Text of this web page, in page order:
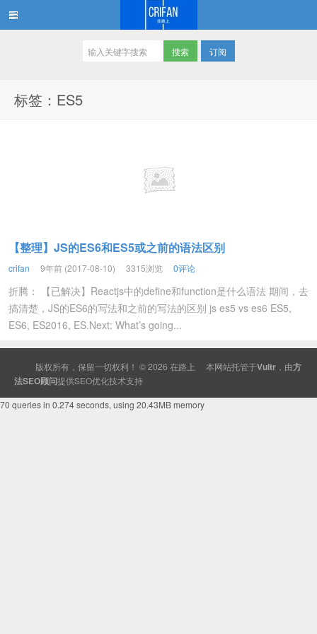
订阅
标签：ES5
【整理】JS的ES6和ES5或之前的语法区别
crifan 9年前 (2017-08-10) 3315浏览 0评论
折腾： 【已解决】Reactjs中的define和function是什么语法 期间，去
搞清楚，JS的ES6的写法和之前的写法的区别 js es5 vs es6 ES5,
ES6, ES2016, ES.Next: What’s going...
版权所有，保留一切权利！ © 2026 在路上 本网站托管于Vultr ，由方
法SEO顾问提供SEO优化技术支持
70 queries in 0.274 seconds, using 20.43MB memory